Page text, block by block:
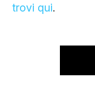
trovi qui.